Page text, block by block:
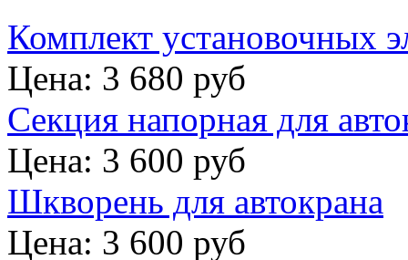
Комплект установочных
Цена: 3 680 руб
Секция напорная для
Цена: 3 600 руб
Шкворень для автокрана
Цена: 3 600 руб